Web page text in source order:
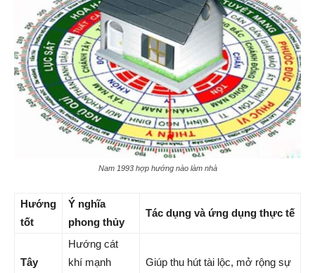
Nam 1993 hợp hướng nào làm nhà
Hướng
tốt
Ý nghĩa
phong thủy
Tác dụng và ứng dụng thực tế
Tây
Hướng cát
khí mạnh
Giúp thu hút tài lộc, mở rộng sự